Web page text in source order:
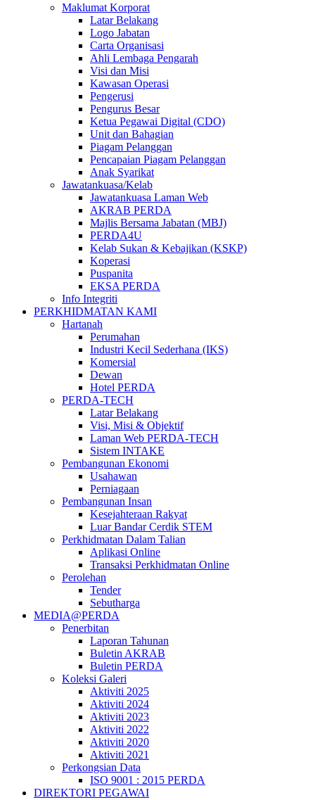
Maklumat Korporat
Latar Belakang
Logo Jabatan
Carta Organisasi
Ahli Lembaga Pengarah
Visi dan Misi
Kawasan Operasi
Pengerusi
Pengurus Besar
Ketua Pegawai Digital (CDO)
Unit dan Bahagian
Piagam Pelanggan
Pencapaian Piagam Pelanggan
Anak Syarikat
Jawatankuasa/Kelab
Jawatankuasa Laman Web
AKRAB PERDA
Majlis Bersama Jabatan (MBJ)
PERDA4U
Kelab Sukan & Kebajikan (KSKP)
Koperasi
Puspanita
EKSA PERDA
Info Integriti
PERKHIDMATAN KAMI
Hartanah
Perumahan
Industri Kecil Sederhana (IKS)
Komersial
Dewan
Hotel PERDA
PERDA-TECH
Latar Belakang
Visi, Misi & Objektif
Laman Web PERDA-TECH
Sistem INTAKE
Pembangunan Ekonomi
Usahawan
Perniagaan
Pembangunan Insan
Kesejahteraan Rakyat
Luar Bandar Cerdik STEM
Perkhidmatan Dalam Talian
Aplikasi Online
Transaksi Perkhidmatan Online
Perolehan
Tender
Sebutharga
MEDIA@PERDA
Penerbitan
Laporan Tahunan
Buletin AKRAB
Buletin PERDA
Koleksi Galeri
Aktiviti 2025
Aktiviti 2024
Aktiviti 2023
Aktiviti 2022
Aktiviti 2020
Aktiviti 2021
Perkongsian Data
ISO 9001 : 2015 PERDA
DIREKTORI PEGAWAI